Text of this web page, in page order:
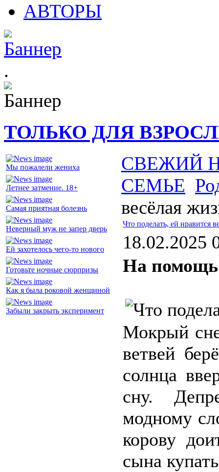
АВТОРЫ
.
ТОЛЬКО ДЛЯ
Мы пожалели жениха
Летнее затмение. 18+
Самая приятная болезнь
Неверный муж не запер дверь
Ей захотелось чего-то нового
Готовьте ночные сюрпризы
Как я была роковой женщиной
Забыли закрыть эксперимент
СВЕЖИЙ
СЕМЬЕ
весёлая
Что поделать, ей нравится
18.02.2025
На помощь
Мокрый
ветвей
солнца
сну.
модному
корову
сына